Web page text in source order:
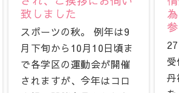
致しました
スポーツの秋。 例年は9
月下旬から10月10日頃ま
で各学区の運動会が開催
されますが、今年はコロ